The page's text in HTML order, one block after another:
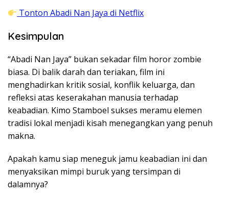
Tonton Abadi Nan Jaya di Netflix
Kesimpulan
“Abadi Nan Jaya” bukan sekadarfilm horor zombie
biasa. Di balikdarah dan teriakan, film ini
menghadirkan kritiksosial, konflik keluarga, dan
refleksi atas keserakahan manusia terhadap
keabadian. Kimo Stamboel sukses meramu elemen
tradisi lokal menjadi kisah menegangkan yang penuh
makna.
Apakah kamu siap meneguk jamu keabadian ini dan
menyaksikan mimpi burukyangtersimpan di
dalamnya?